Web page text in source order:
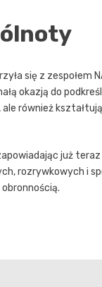
się z zespołem
okazją do
również
już teraz
rozrywkowych i